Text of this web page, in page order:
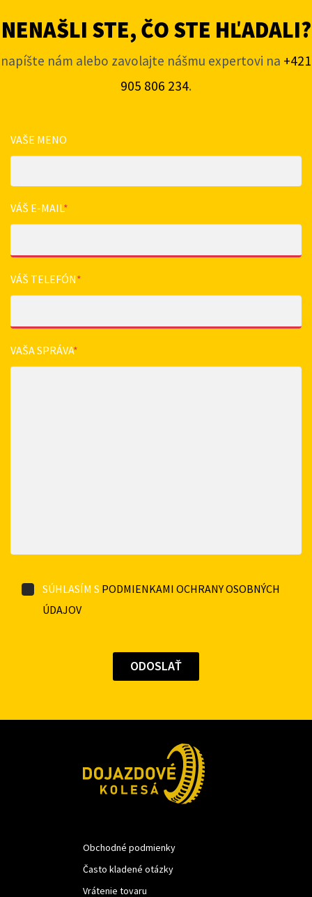
NENAŠLI STE, ČO STE HĽADALI?
napíšte nám alebo zavolajte nášmu expertovi na +421
905 806 234.
VAŠE MENO
VÁŠ E-MAIL*
VÁŠ TELEFÓN*
VAŠA SPRÁVA*
SÚHLASÍM S PODMIENKAMI OCHRANY OSOBNÝCH
ÚDAJOV
Obchodné podmienky
Často kladené otázky
Vrátenie tovaru